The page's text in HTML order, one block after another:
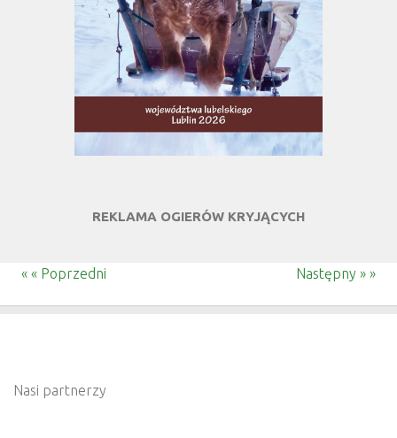
REKLAMA OGIERÓW KRYJĄCYCH
« « Poprzedni Następny » »
Nasi partnerzy